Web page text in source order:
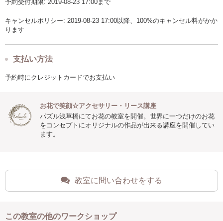
予約受付期限: 2019-08-23 17:00まで
キャンセルポリシー: 2019-08-23 17:00以降、100%のキャンセル料がかか
ります
支払い方法
予約時にクレジットカードでお支払い
お花で笑顔☆アクセサリー・リース講座
パズル浅草橋にてお花の教室を開催。世界に一つだけのお花
をコンセプトにオリジナルの作品が出来る講座を開催してい
ます。
教室に問い合わせをする
この教室の他のワークショップ